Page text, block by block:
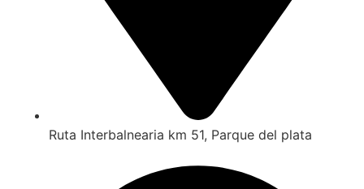
Ruta Interbalnearia km 51, Parque del plata